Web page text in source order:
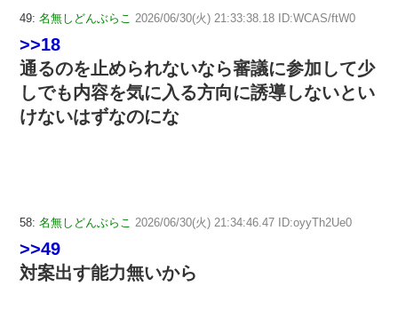
49: 名無しどんぶらこ 2026/06/30(火) 21:33:38.18 ID:WCAS/ftW0
>>18
通るのを止められないなら審議に参加して少
しでも内容を気に入る方向に誘導しないとい
けないはずなのにな
58: 名無しどんぶらこ 2026/06/30(火) 21:34:46.47 ID:oyyTh2Ue0
>>49
対案出す能力無いから